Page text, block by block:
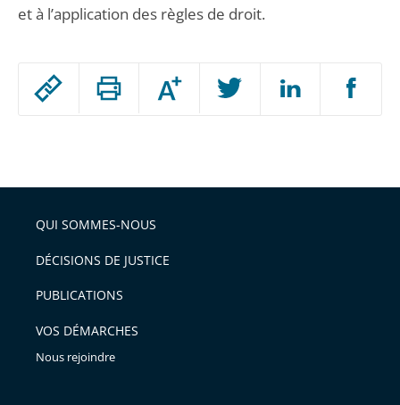
Passer
arriver
après
Augmenter
ou
l'article
pour
avant
et à l’application des règles de droit.
QUI SOMMES-NOUS
DÉCISIONS DE JUSTICE
PUBLICATIONS
VOS DÉMARCHES
Nous rejoindre